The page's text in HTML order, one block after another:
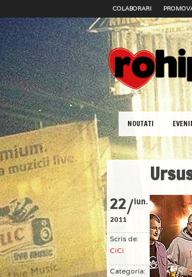
COLABORARI
NOUTATI
22/iun.
2011
Scris de:
CiCi
Categoria: